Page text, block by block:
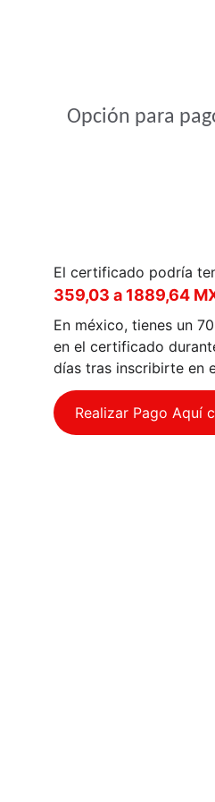
Opción para
En méxico, tienes un
en el certificado
días tras inscribirte en
El certificado podría
359,03 a 1889,64
Realizar Pago Aquí